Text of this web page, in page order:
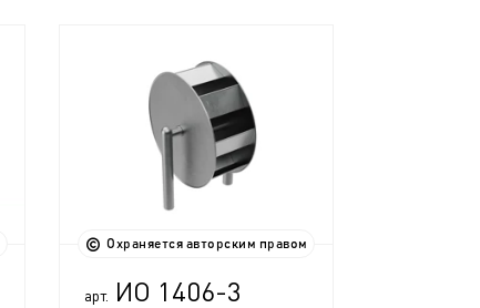
Охраняется авторским правом
арт. ИО 1406-3